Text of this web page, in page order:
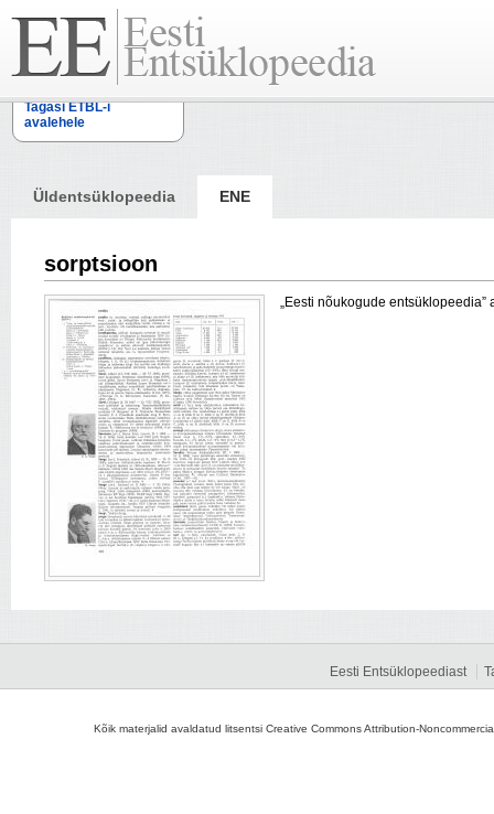
Tagasi ETBL-i
avalehele
Üldentsüklopeedia ENE
sorptsioon
„Eesti nõukogude
Eesti Entsüklopeediast
Kõik materjalid avaldatud litsentsi Creative Commons Attribution-